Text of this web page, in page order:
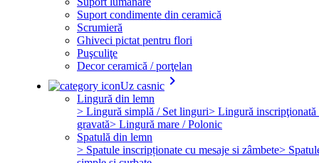
Suport condimente din ceramică
Scrumieră
Ghiveci pictat pentru flori
Puşculiţe
Decor ceramică / porţelan
Uz casnic keyboard_arrow_right
Lingură din lemn
> Lingură simplă / Set linguri> Lingură inscripţionată
gravată> Lingură mare / Polonic
Spatulă din lemn
> Spatule inscripționate cu mesaje si zâmbete>